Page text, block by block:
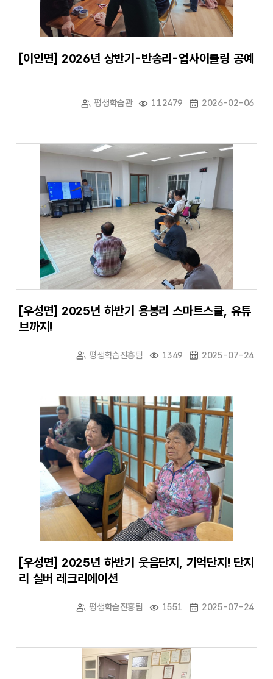
[이인면] 2026년 상반기-반송리-업사이클링 공예
평생학습관 112479 2026-02-06
[우성면] 2025년 하반기 용봉리 스마트스쿨, 유튜
브까지!
평생학습진흥팀 1349 2025-07-24
[우성면] 2025년 하반기 웃음단지, 기억단지! 단지
리 실버 레크리에이션
평생학습진흥팀 1551 2025-07-24